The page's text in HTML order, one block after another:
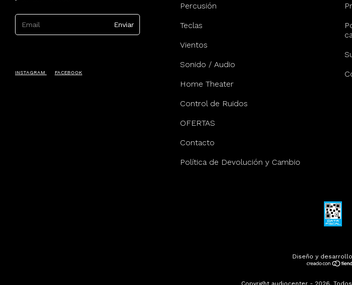
INSTAGRAM FACEBOOK
Percusión
Teclas
Vientos
Sonido / Audio
Home Theater
Control de Ruidos
OFERTAS
Contacto
Política de Devolución y Cambio
Diseño y
Copyright audiocenter - 2026.